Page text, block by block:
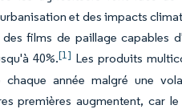
et des impacts
films de paillage capables
40%.[1] Les produits
année malgré une
premières augmentent, car